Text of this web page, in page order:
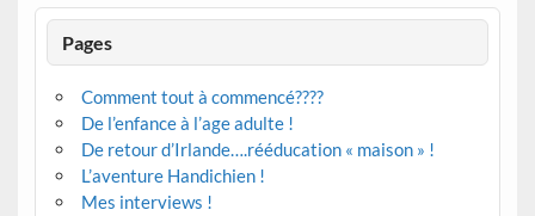
Pages
Comment tout à commencé????
De l’enfance à l’age adulte !
De retour d’Irlande….rééducation « maison » !
L’aventure Handichien !
Mes interviews !